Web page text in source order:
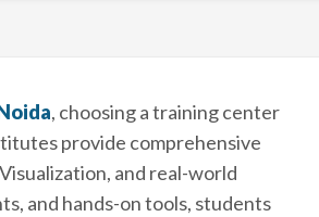
, choosing a training center
provide comprehensive
and real-world
and hands-on tools, students